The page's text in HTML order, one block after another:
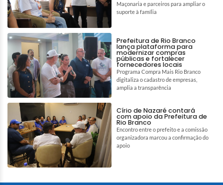
Maçonaria e parceiros para ampliar o
suporte à família
Prefeitura de Rio Branco
lança plataforma para
modernizar compras
públicas e fortalecer
fornecedores locais
Programa Compra Mais Rio Branco
digitaliza o cadastro de empresas,
amplia a transparência
Círio de Nazaré contará
com apoio da Prefeitura de
Rio Branco
Encontro entre o prefeito e a comissão
organizadora marcou a confirmação do
apoio